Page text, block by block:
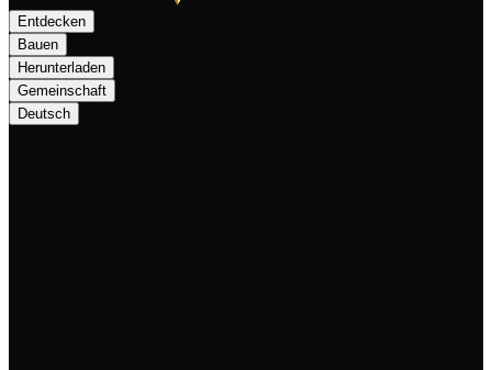
Entdecken
Bauen
Herunterladen
Gemeinschaft
Deutsch